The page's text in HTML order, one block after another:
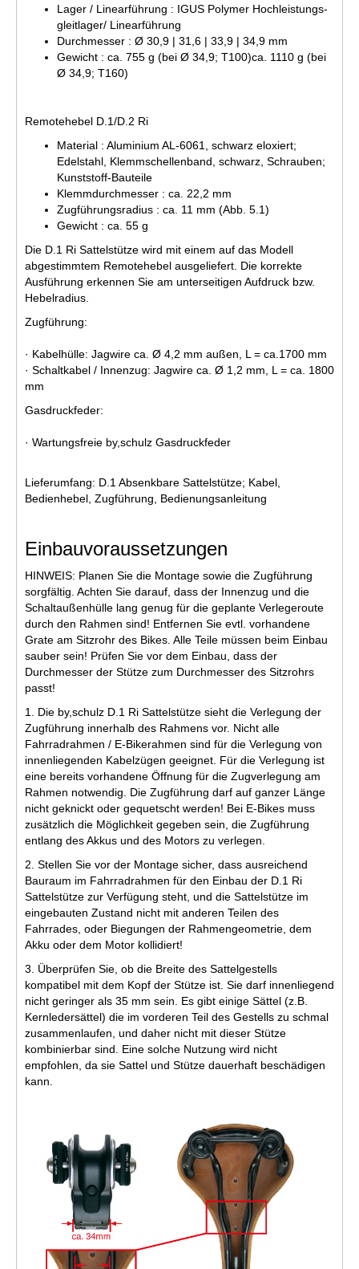
Lager / Linearführung : IGUS Polymer Hochleistungs-
gleitlager/ Linearführung
Durchmesser : Ø 30,9 | 31,6 | 33,9 | 34,9 mm
Gewicht : ca. 755 g (bei Ø 34,9; T100)ca. 1110 g (bei
Ø 34,9; T160)
Remotehebel D.1/D.2 Ri
Material : Aluminium AL-6061, schwarz eloxiert;
Edelstahl, Klemmschellenband, schwarz, Schrauben;
Kunststoff-Bauteile
Klemmdurchmesser : ca. 22,2 mm
Zugführungsradius : ca. 11 mm (Abb. 5.1)
Gewicht : ca. 55 g
Die D.1 Ri Sattelstütze wird mit einem auf das Modell
abgestimmtem Remotehebel ausgeliefert. Die korrekte
Ausführung erkennen Sie am unterseitigen Aufdruck bzw.
Hebelradius.
Zugführung:
· Kabelhülle: Jagwire ca. Ø 4,2 mm außen, L = ca.1700 mm
· Schaltkabel / Innenzug: Jagwire ca. Ø 1,2 mm, L = ca. 1800
mm
Gasdruckfeder:
· Wartungsfreie by,schulz Gasdruckfeder
Lieferumfang: D.1 Absenkbare Sattelstütze; Kabel,
Bedienhebel, Zugführung, Bedienungsanleitung
Einbauvoraussetzungen
HINWEIS: Planen Sie die Montage sowie die Zugführung
sorgfältig. Achten Sie darauf, dass der Innenzug und die
Schaltaußenhülle lang genug für die geplante Verlegeroute
durch den Rahmen sind! Entfernen Sie evtl. vorhandene
Grate am Sitzrohr des Bikes. Alle Teile müssen beim Einbau
sauber sein! Prüfen Sie vor dem Einbau, dass der
Durchmesser der Stütze zum Durchmesser des Sitzrohrs
passt!
1. Die by,schulz D.1 Ri Sattelstütze sieht die Verlegung der
Zugführung innerhalb des Rahmens vor. Nicht alle
Fahrradrahmen / E-Bikerahmen sind für die Verlegung von
innenliegenden Kabelzügen geeignet. Für die Verlegung ist
eine bereits vorhandene Öffnung für die Zugverlegung am
Rahmen notwendig. Die Zugführung darf auf ganzer Länge
nicht geknickt oder gequetscht werden! Bei E-Bikes muss
zusätzlich die Möglichkeit gegeben sein, die Zugführung
entlang des Akkus und des Motors zu verlegen.
2. Stellen Sie vor der Montage sicher, dass ausreichend
Bauraum im Fahrradrahmen für den Einbau der D.1 Ri
Sattelstütze zur Verfügung steht, und die Sattelstütze im
eingebauten Zustand nicht mit anderen Teilen des
Fahrrades, oder Biegungen der Rahmengeometrie, dem
Akku oder dem Motor kollidiert!
3. Überprüfen Sie, ob die Breite des Sattelgestells
kompatibel mit dem Kopf der Stütze ist. Sie darf innenliegend
nicht geringer als 35 mm sein. Es gibt einige Sättel (z.B.
Kernledersättel) die im vorderen Teil des Gestells zu schmal
zusammenlaufen, und daher nicht mit dieser Stütze
kombinierbar sind. Eine solche Nutzung wird nicht
empfohlen, da sie Sattel und Stütze dauerhaft beschädigen
kann.